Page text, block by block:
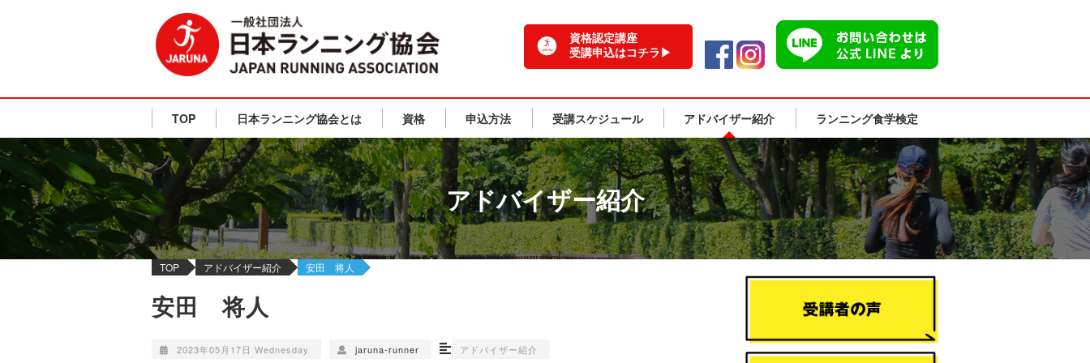
資格認定講座
受講申込はコチラ▶
TOP 日本ランニング協会とは 資格 申込方法 受講スケジュール アドバイザー紹介 ランニング食学検定
アドバイザー紹介
TOP アドバイザー紹介 安田 将人
安田 将人
2023年05月17日 Wednesday jaruna-runner アドバイザー紹介